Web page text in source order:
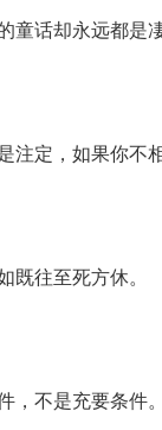
话却永远都是凄
定，如果你不
往至死方休。
不是充要条件